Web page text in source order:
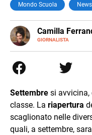
Mondo Scuola News
Camilla
GIORNALISTA
E-
MAIL
LINKEDIN
di trasformare
da lì non mi
mente.
Settembre si avvicina,
classe. La riapertura
scaglionato nelle
quali, a settembre,